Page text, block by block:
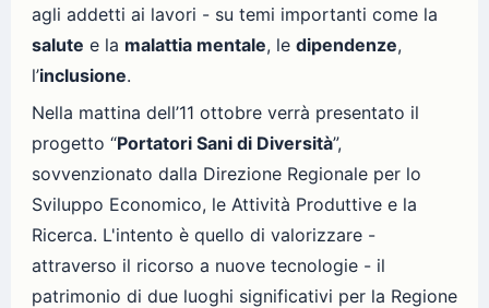
agli addetti ai lavori - su temi importanti come la
salute e la malattia mentale, le dipendenze,
l’inclusione.
Nella mattina dell’11 ottobre verrà presentato il
progetto “Portatori Sani di Diversità”,
sovvenzionato dalla Direzione Regionale per lo
Sviluppo Economico, le Attività Produttive e la
Ricerca. L'intento è quello di valorizzare -
attraverso il ricorso a nuove tecnologie - il
patrimonio di due luoghi significativi per la Regione